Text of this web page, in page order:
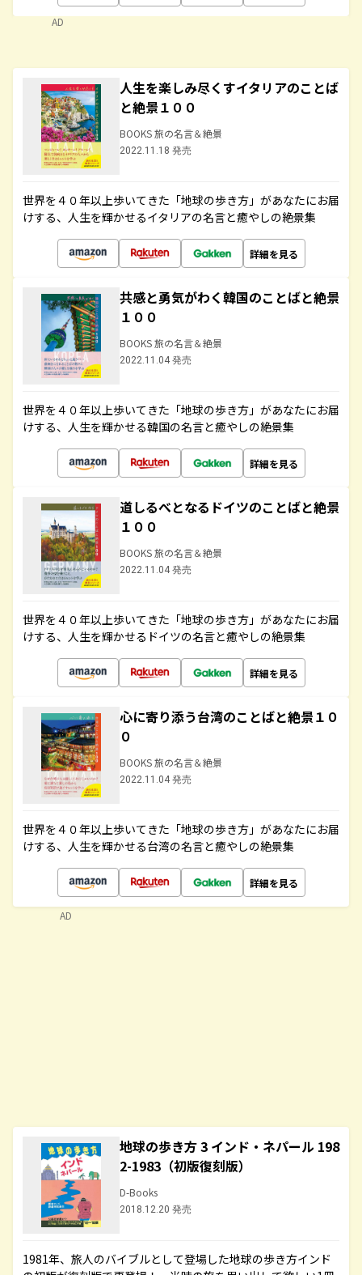
AD
人生を楽しみ尽くすイタリアのことば
と絶景１００
BOOKS 旅の名言＆絶景
2022.11.18 発売
世界を４０年以上歩いてきた「地球の歩き方」があなたにお届
けする、人生を輝かせるイタリアの名言と癒やしの絶景集
詳細を見る
共感と勇気がわく韓国のことばと絶景
１００
BOOKS 旅の名言＆絶景
2022.11.04 発売
世界を４０年以上歩いてきた「地球の歩き方」があなたにお届
けする、人生を輝かせる韓国の名言と癒やしの絶景集
詳細を見る
道しるべとなるドイツのことばと絶景
１００
BOOKS 旅の名言＆絶景
2022.11.04 発売
世界を４０年以上歩いてきた「地球の歩き方」があなたにお届
けする、人生を輝かせるドイツの名言と癒やしの絶景集
詳細を見る
心に寄り添う台湾のことばと絶景１０
０
BOOKS 旅の名言＆絶景
2022.11.04 発売
世界を４０年以上歩いてきた「地球の歩き方」があなたにお届
けする、人生を輝かせる台湾の名言と癒やしの絶景集
詳細を見る
地球の歩き方 3 インド・ネパール 198
2-1983（初版復刻版）
D-Books
2018.12.20 発売
1981年、旅人のバイブルとして登場した地球の歩き方インド
AD